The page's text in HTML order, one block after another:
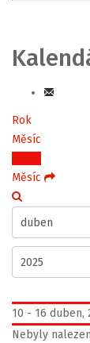
Rok
Měsíc
Týden
Měsíc
10 - 16 duben,
Nebyly